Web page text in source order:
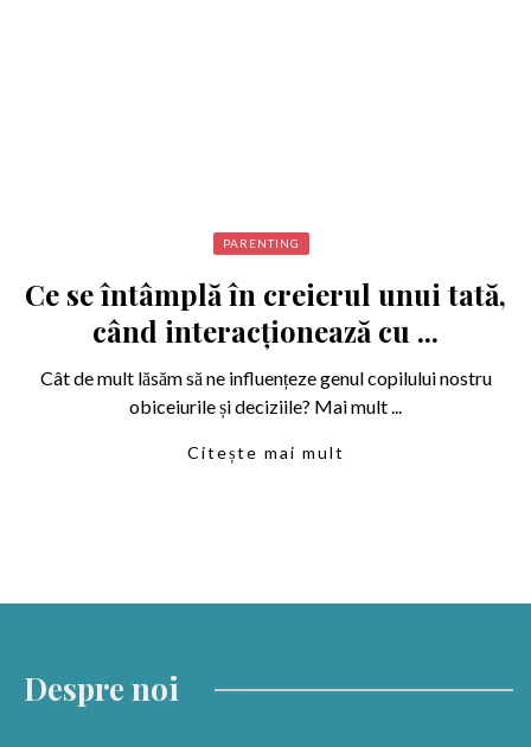
PARENTING
Ce se întâmplă în creierul unui tată,
când interacționează cu ...
Cât de mult lăsăm să ne influențeze genul copilului nostru
obiceiurile și deciziile? Mai mult ...
Citește mai mult
Despre noi